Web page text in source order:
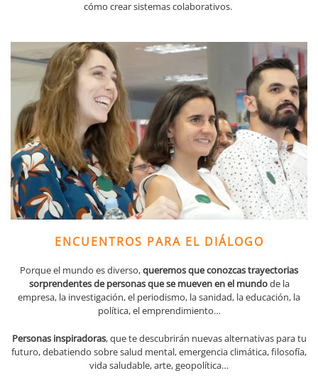
cómo crear sistemas colaborativos.
ENCUENTROS PARA EL DIÁLOGO
Porque el mundo es diverso,queremos que conozcas trayectorias
sorprendentes de personas que se mueven en el mundode la
empresa, la investigación, el periodismo, la sanidad, la educación, la
política, el emprendimiento…
Personas inspiradoras, que te descubrirán nuevas alternativas para tu
futuro, debatiendo sobre salud mental, emergencia climática, filosofía,
vida saludable, arte, geopolítica…